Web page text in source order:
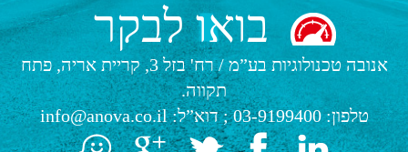
בואו לבקר
אנובה טכנולוגיות בע”מ/
רח' בזל 3, קריית אריה, פתח
תקווה.
טלפון:03-9199400; דוא”ל:info@anova.co.il